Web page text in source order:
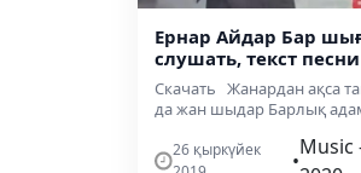
Ернар Айдар Бар
слушать, текст песни
Скачать Жанардан ақса
да жан шыдар Барлық
26 қыркүйек
•
Music